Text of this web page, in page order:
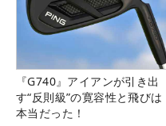
『G740』アイアンが引き出
す“反則級”の寛容性と飛びは
本当だった！